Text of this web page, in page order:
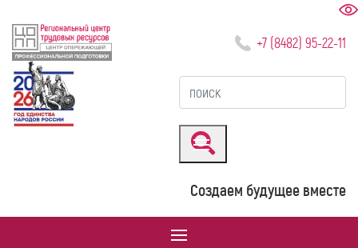
+7 (8482) 95-22-11
Создаем будущее вместе